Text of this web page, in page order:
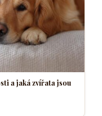
a jaká zvířata jsou